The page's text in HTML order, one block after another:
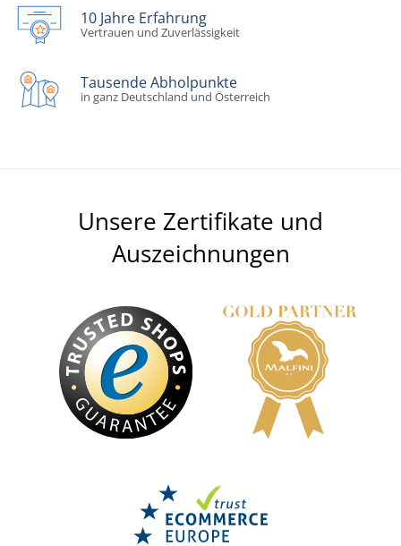
10 Jahre Erfahrung
Vertrauen und Zuverlässigkeit
Tausende Abholpunkte
in ganz Deutschland und Österreich
Unsere Zertifikate und
Auszeichnungen